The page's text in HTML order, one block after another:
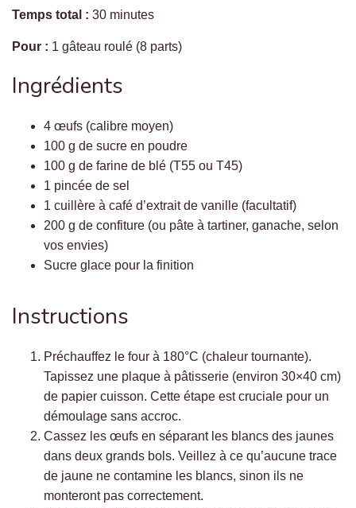
Temps total : 30 minutes
Pour : 1 gâteau roulé (8 parts)
Ingrédients
4 œufs (calibre moyen)
100 g de sucre en poudre
100 g de farine de blé (T55 ou T45)
1 pincée de sel
1 cuillère à café d’extrait de vanille (facultatif)
200 g de confiture (ou pâte à tartiner, ganache, selon
vos envies)
Sucre glace pour la finition
Instructions
Préchauffez le four à 180°C (chaleur tournante).
Tapissez une plaque à pâtisserie (environ 30×40 cm)
de papier cuisson. Cette étape est cruciale pour un
démoulage sans accroc.
Cassez les œufs en séparant les blancs des jaunes
dans deux grands bols. Veillez à ce qu’aucune trace
de jaune ne contamine les blancs, sinon ils ne
monteront pas correctement.